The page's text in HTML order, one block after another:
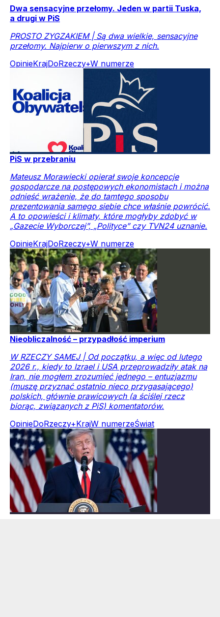
Dwa sensacyjne przełomy. Jeden w partii Tuska,
a drugi w PiS
PROSTO ZYGZAKIEM | Są dwa wielkie, sensacyjne
przełomy. Najpierw o pierwszym z nich.
OpinieKrajDoRzeczy+W numerze
PiS w przebraniu
Mateusz Morawiecki opierał swoje koncepcje
gospodarcze na postępowych ekonomistach i można
odnieść wrażenie, że do tamtego sposobu
prezentowania samego siebie chce właśnie powrócić.
A to opowieści i klimaty, które mogłyby zdobyć w
„Gazecie Wyborczej”, „Polityce” czy TVN24 uznanie.
OpinieKrajDoRzeczy+W numerze
Nieobliczalność – przypadłość imperium
W RZECZY SAMEJ | Od początku, a więc od lutego
2026 r., kiedy to Izrael i USA przeprowadziły atak na
Iran, nie mogłem zrozumieć jednego – entuzjazmu
(muszę przyznać ostatnio nieco przygasającego)
polskich, głównie prawicowych (a ściślej rzecz
biorąc, związanych z PiS) komentatorów.
OpinieDoRzeczy+KrajW numerzeŚwiat